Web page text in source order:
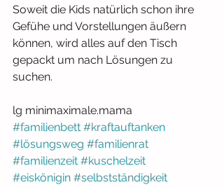
Soweit die Kids natürlich schon ihre
Gefühe und Vorstellungen äußern
können, wird alles auf den Tisch
gepackt um nach Lösungen zu
suchen.
lg minimaximale.mama
#familienbett #kraftauftanken
#lösungsweg #familienrat
#familienzeit #kuschelzeit
#eiskönigin #selbstständigkeit